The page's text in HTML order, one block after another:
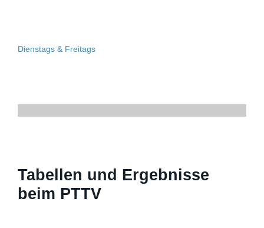
Dienstags & Freitags
Tabellen und Ergebnisse
beim PTTV